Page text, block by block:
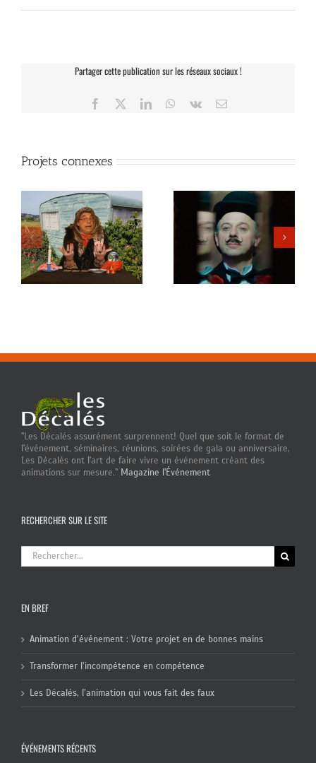
Partager cette publication sur les réseaux sociaux !
Facebook LinkedInWhatsApp
Vk Email
Projets connexes
Le faux aboyeur Les faux médecins
"Les Décalés assurément surprennent! Quel que soit le format de
l'événement, séminaires, réunions, soirées de gala ou anniversaire,
Les Décalés ont l'art de faire vivre un événement créant des
animations sur mesure." Magazine l'Événement
RECHERCHER SUR LE SITE
Rechercher:
EN BREF
Animation d’événement : Votre projet en de bonnes mains
Transformer l’incompétence en compétence
Les Décalés, l’animation qui vous fait des faux
ÉVÉNEMENTS RÉCENTS